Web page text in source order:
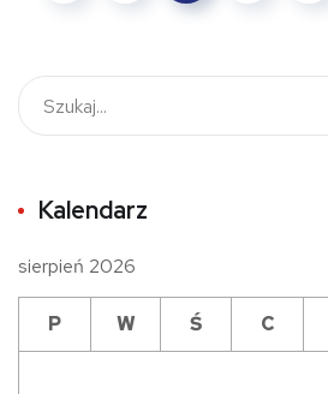
Kalendarz
sierpień 2026
P W Ś C